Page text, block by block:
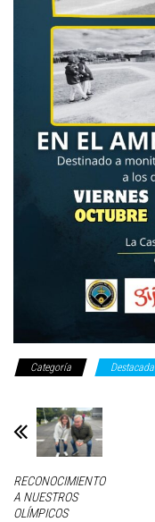
Categoría Destacada
RECONOCIMIENTO
A NUESTROS
OLÍMPICOS